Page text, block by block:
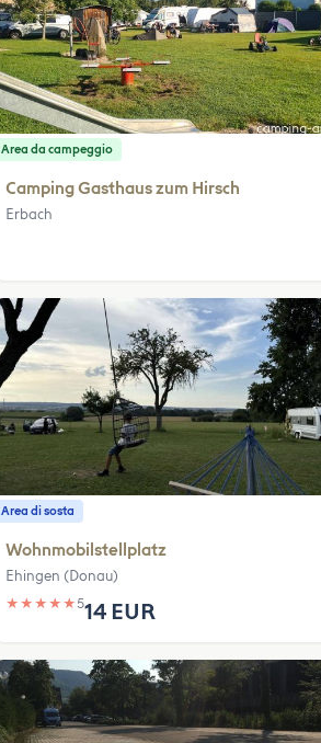
Area da campeggio
Camping Gasthaus zum Hirsch
Erbach
Area di sosta
Wohnmobilstellplatz
Ehingen (Donau)
★ ★ ★ ★ ★514 EUR